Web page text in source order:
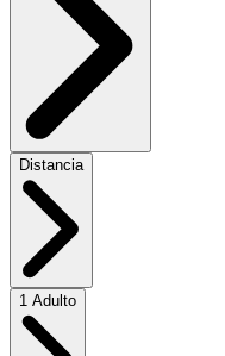
Distancia
1 Adulto